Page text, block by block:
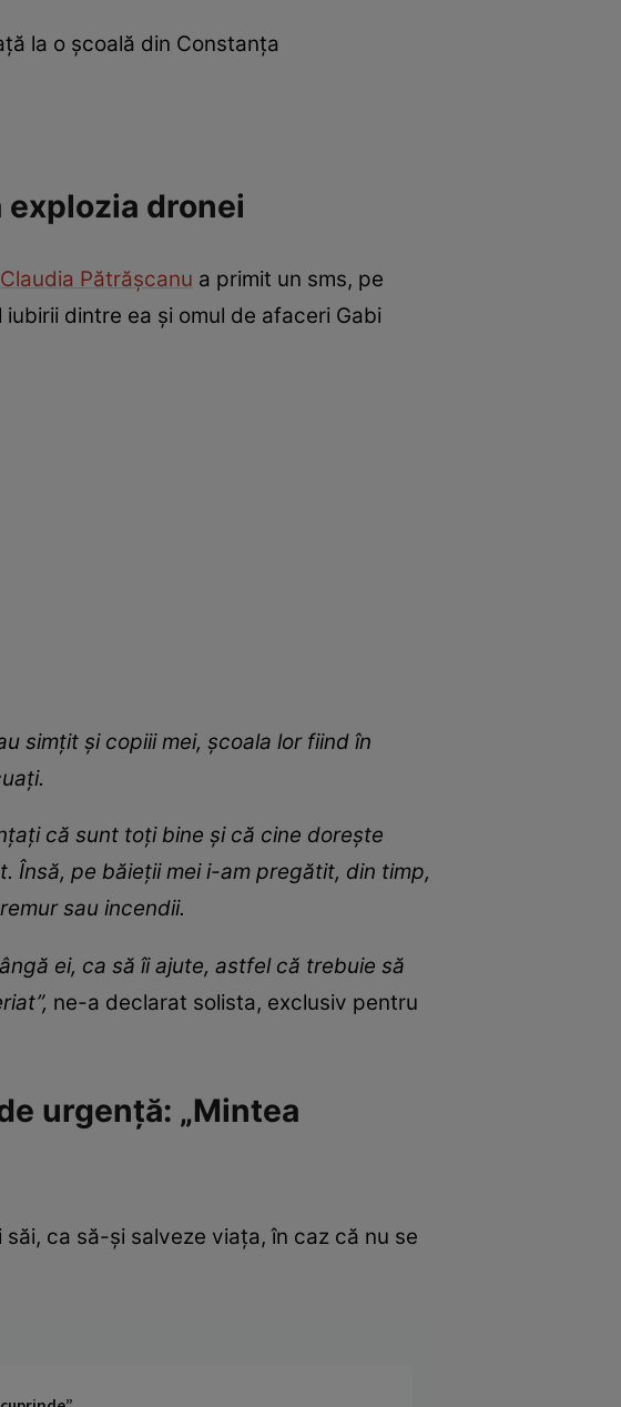
la o școală din Constanța
explozia dronei
Claudia Pătrășcanu a primit un sms, pe
dintre ea și omul de afaceri Gabi
simțit și copiii mei, școala lor fiind în
că sunt toți bine și că cine dorește
Însă, pe băieții mei i-am pregătit, din timp,
sau incendii.
ei, ca să îi ajute, astfel că trebuie să
ne-a declarat solista, exclusiv pentru
urgență: „Mintea
ca să-și salveze viața, în caz că nu se